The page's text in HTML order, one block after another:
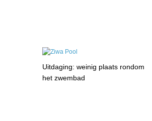
Uitdaging: weinig plaats rondom
het zwembad